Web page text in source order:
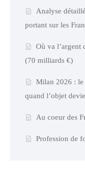
Analyse
portant sur les
Où va l’argent
(70 milliards €)
Milan 2026 : le
quand l’objet
Au coeur des
Profession de